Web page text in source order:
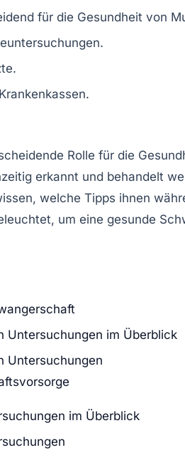
für die Gesundheit von
.
Rolle für die
erkannt und behandelt
welche Tipps ihnen
um eine gesunde
Untersuchungen im Überblick
Untersuchungen
im Überblick